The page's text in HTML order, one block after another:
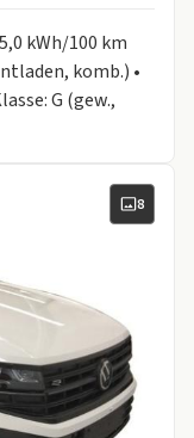
kWh/100 km
komb.) •
G (gew.,
8